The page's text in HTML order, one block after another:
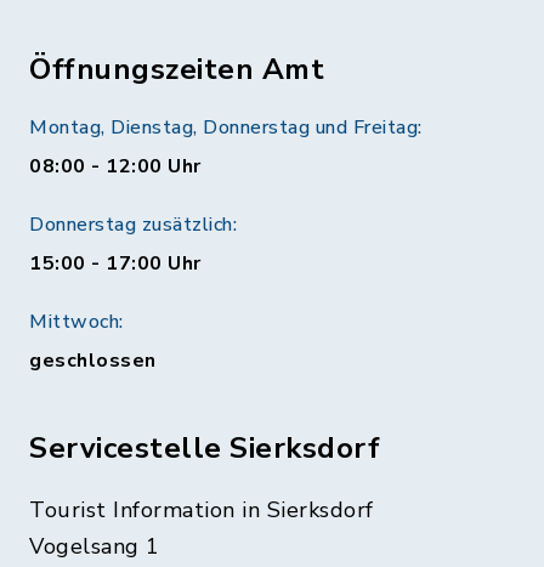
Öffnungszeiten Amt
Montag, Dienstag, Donnerstag und Freitag:
08:00 - 12:00 Uhr
Donnerstag zusätzlich:
15:00 - 17:00 Uhr
Mittwoch:
geschlossen
Servicestelle Sierksdorf
Tourist Information in Sierksdorf
Vogelsang 1